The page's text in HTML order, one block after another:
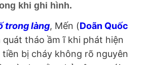
khi ghi hình.
trong làng, Mến (Doãn Quốc
quát tháo ầm ĩ khi phát hiện
bị cháy không rõ nguyên